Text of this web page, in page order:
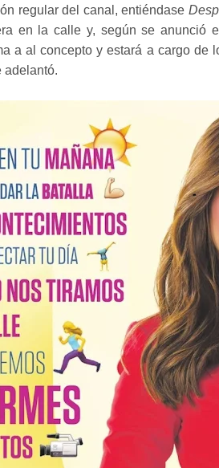
regular del canal, entiéndase
en la calle y, según se anunció
a al concepto y estará a cargo de
adelantó.